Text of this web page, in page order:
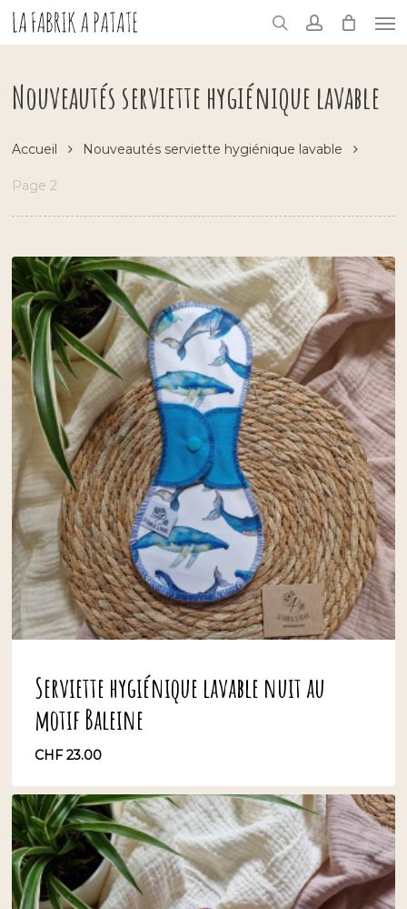
Skip
main
searchaccount
Nouveautés serviette hygiénique lavable
Accueil Nouveautés serviette hygiénique lavable
Page 2
Serviette hygiénique lavable nuit au
motif Baleine
CHF23.00
CHF23.00